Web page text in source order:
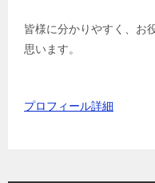
皆様に分かりやすく、お
思います。
プロフィール詳細